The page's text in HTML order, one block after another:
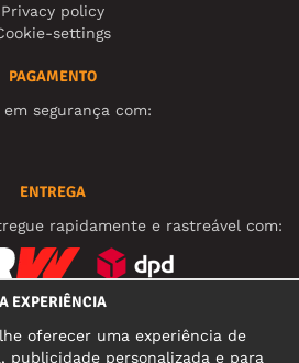
Privacy policy
settings
PAGAMENTO
em segurança com:
ENTREGA
rapidamente e rastreável com:
EXPERIÊNCIA
oferecer uma experiência de
publicidade personalizada e para